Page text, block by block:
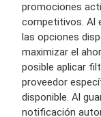
promociones
competitivos. Al
las opciones
maximizar el
posible aplicar
proveedor
disponible. Al
notificación